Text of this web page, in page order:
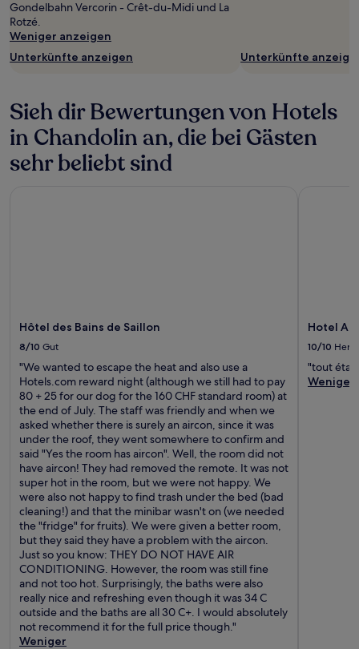
Gondelbahn Vercorin - Crêt-du-Midi und La
Rotzé.
Weniger anzeigen
Unterkünfte anzeigen
Unterkünfte
Sieh dir Bewertungen von Hotels
in Chandolin an, die bei Gästen
sehr beliebt sind
Hôtel des Bains de Saillon
8/10 Gut
"We wanted to escape the heat and also use a
Hotels.com reward night (although we still had to pay
80 + 25 for our dog for the 160 CHF standard room) at
the end of July. The staff was friendly and when we
asked whether there is surely an aircon, since it was
under the roof, they went somewhere to confirm and
said "Yes the room has aircon". Well, the room did not
have aircon! They had removed the remote. It was not
super hot in the room, but we were not happy. We
were also not happy to find trash under the bed (bad
cleaning!) and that the minibar wasn't on (we needed
the "fridge" for fruits). We were given a better room,
but they said they have a problem with the aircon.
Just so you know: THEY DO NOT HAVE AIR
CONDITIONING. However, the room was still fine
and not too hot. Surprisingly, the baths were also
really nice and refreshing even though it was 34 C
outside and the baths are all 30 C+. I would absolutely
not recommend it for the full price though."
Weniger
Hotel
10/10
"tout
Weniger